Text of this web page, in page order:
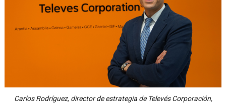
Carlos Rodríguez, director de estrategia de Televés Corporación,